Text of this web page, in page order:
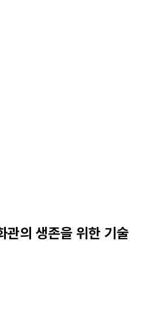
관의 생존을 위한 기술